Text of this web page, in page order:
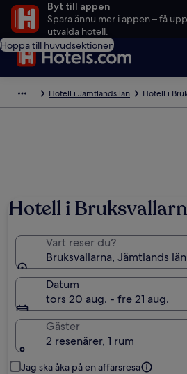
Byt till appen
Spara ännu mer i appen – få
utvalda hotell.
Hoppa till huvudsektionen
Hotell i Jämtlands län Hotell i
Hotell i
Vart reser du?
Bruksvallarna, Jämtlands
Datum
tors 20 aug. - fre 21 aug.
Gäster
2 resenärer, 1 rum
Jag ska åka på en affärsresa